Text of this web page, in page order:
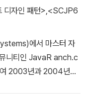
디자인 패턴> <SCJP6
에서 마스터 자
니티인 JavaR anch.c
2003년과 2004년에